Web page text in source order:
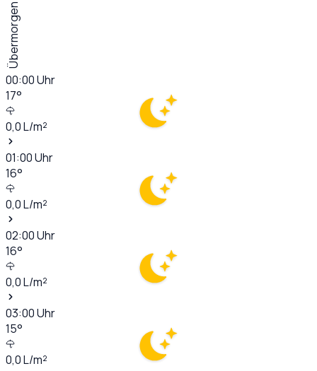
Übermorgen
00:00Uhr
17°
0,0L/m²
01:00Uhr
16°
0,0L/m²
02:00Uhr
16°
0,0L/m²
03:00Uhr
15°
0,0L/m²